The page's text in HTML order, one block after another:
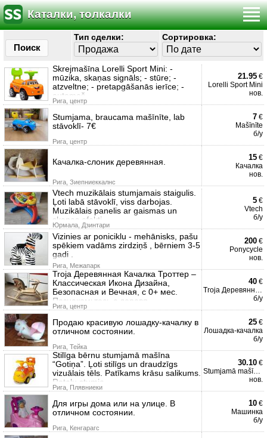
Каталки, толкалки
Поиск
Тип сделки: Сортировка:
Skrejmašīna Lorelli Sport Mini: -
mūzika, skaņas signāls; - stūre; -
atzveltne; - pretapgāšanās ierīce; -
automaš
Рига, центр
21.95 €
Lorelli Sport Mini
нов.
Stumjama, braucama mašīnīte, lab
stāvoklī- 7€
Рига, центр
7 €
Mašīnīte
б/у
Качалка-слоник деревянная.
Рига, Зиепниеккалнс
15 €
Качалка
нов.
Vtech muzikālais stumjamais staigulis.
Ļoti labā stāvoklī, viss darbojas.
Muzikālais panelis ar gaismas un
skaņas efekti
Юрмала, Дзинтари
5 €
Vtech
б/у
Vizinies ar poniciklu - mehānisks, pašu
spēkiem vadāms zirdziņš , bērniem 3-5
gadi .
Рига, Межапарк
200 €
Ponycycle
нов.
Troja Деревянная Качалка Троттер –
Классическая Икона Дизайна,
Безопасная и Вечная, с 0+ мес.
Познакомьтесь с деревя
Рига, центр
40 €
Troja Деревянная Качалка
б/у
Продаю красивую лошадку-качалку в
отличном состоянии.
Рига, Тейка
25 €
Лошадка-качалка
б/у
Stilīga bērnu stumjamā mašīna
“Gotiņa”. Ļoti stilīgs un draudzīgs
vizuālais tēls. Patīkams krāsu salikums.
Rotaļu stumja
Рига, Плявниеки
30.10 €
Stumjamā mašīna gotiņa
нов.
Для игры дома или на улице. В
отличном состоянии.
Рига, Кенгарагс
10 €
Машинка
б/у